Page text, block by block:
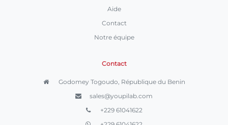
Aide
Contact
Notre équipe
Contact
Godomey Togoudo, République du Benin
sales@youpilab.com
+229 61041622